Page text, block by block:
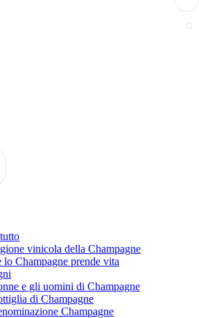
vinicola della Champagne
lo Champagne prende vita
e gli uomini di Champagne
di Champagne
Champagne